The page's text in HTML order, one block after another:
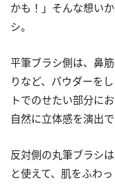
かも！」そんな想い
シ。
平筆ブラシ側は、鼻
りなど、パウダーを
トでのせたい部分に
自然に立体感を演出
反対側の丸筆ブラシ
と使えて、肌をふわ